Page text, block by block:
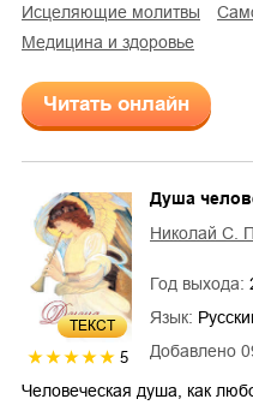
исцеляющие молитвы
медицина и здоровье
Читать онлайн
ТЕКСТ
5 Добавлено
Душа
Николай С.
Год выхода:
Язык:
Человеческая душа, как